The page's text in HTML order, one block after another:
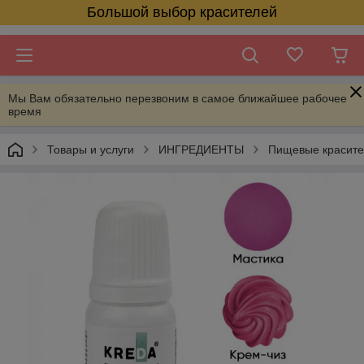
Большой выбор красителей
Мы Вам обязательно перезвоним в самое ближайшее рабочее
время
Товары и услуги ИНГРЕДИЕНТЫ Пищевые